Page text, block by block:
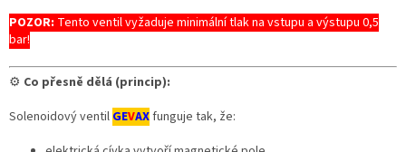
POZOR: Tento ventil vyžaduje minimální tlak na vstupu a výstupu 0,5
bar!
⚙️ Co přesně dělá (princip):
Solenoidový ventil GEVAXfunguje tak, že: